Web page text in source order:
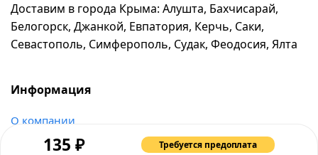
135 ₽ Требуется предоплата
Доставим в города Крыма: Алушта, Бахчисарай,
Белогорск, Джанкой, Евпатория, Керчь, Саки,
Севастополь, Симферополь, Судак, Феодосия, Ялта
Информация
о компании
возврат и обмен товара